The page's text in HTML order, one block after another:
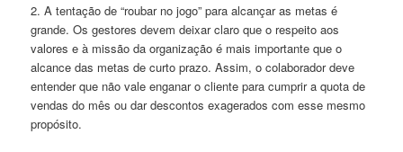
2. A tentação de “roubar no jogo” para alcançar as metas é
grande. Os gestores devem deixar claro que o respeito aos
valores e à missão da organização é mais importante que o
alcance das metas de curto prazo. Assim, o colaborador deve
entender que não vale enganar o cliente para cumprir a quota de
vendas do mês ou dar descontos exagerados com esse mesmo
propósito.